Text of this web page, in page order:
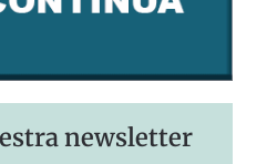
newsletter